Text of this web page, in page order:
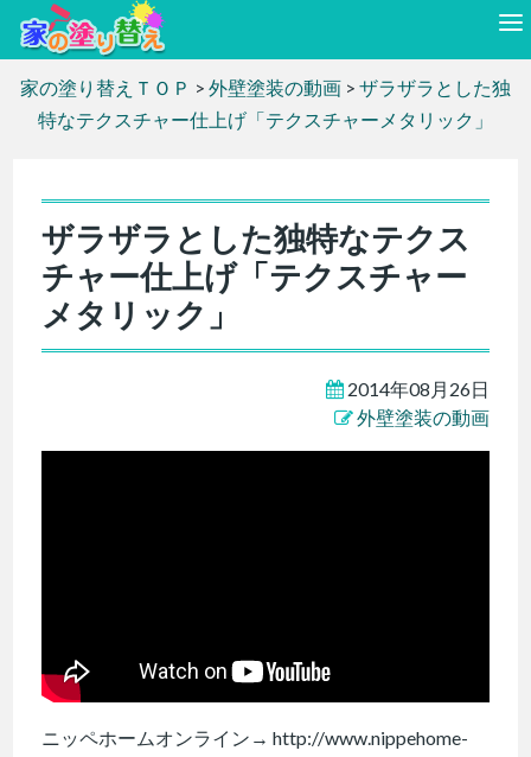
家の塗り替えＴＯＰ > 外壁塗装の動画 > ザラザラとした独
特なテクスチャー仕上げ「テクスチャーメタリック」
ザラザラとした独特なテクス
チャー仕上げ「テクスチャー
メタリック」
2014年08月26日
外壁塗装の動画
ニッペホームオンライン→ http://www.nippehome-